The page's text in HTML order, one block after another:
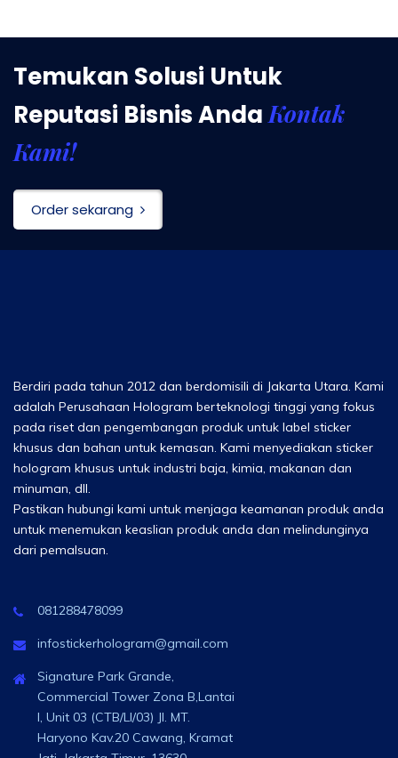
Temukan Solusi Untuk
Reputasi Bisnis AndaKontak
Kami!
Order sekarang
Berdiri pada tahun 2012 dan berdomisili di Jakarta Utara. Kami
adalah Perusahaan Hologram berteknologi tinggi yang fokus
pada riset dan pengembangan produk untuk label sticker
khusus dan bahan untuk kemasan. Kami menyediakan sticker
hologram khusus untuk industri baja, kimia, makanan dan
minuman, dll.
Pastikan hubungi kami untuk menjaga keamanan produk anda
untuk menemukan keaslian produk anda dan melindunginya
dari pemalsuan.
081288478099
infostickerhologram@gmail.com
Signature Park Grande,
Commercial Tower Zona B,Lantai
I, Unit 03 (CTB/LI/03) Jl. MT.
Haryono Kav.20 Cawang, Kramat